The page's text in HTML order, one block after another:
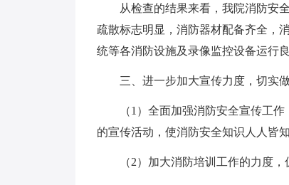
从检查的结果来看，我院消防安
疏散标志明显，消防器材配备齐全，
统等各消防设施及录像监控设备运行良
三、进一步加大宣传力度，切实
（1）全面加强消防安全宣传工
的宣传活动，使消防安全知识人人皆
（2）加大消防培训工作的力度